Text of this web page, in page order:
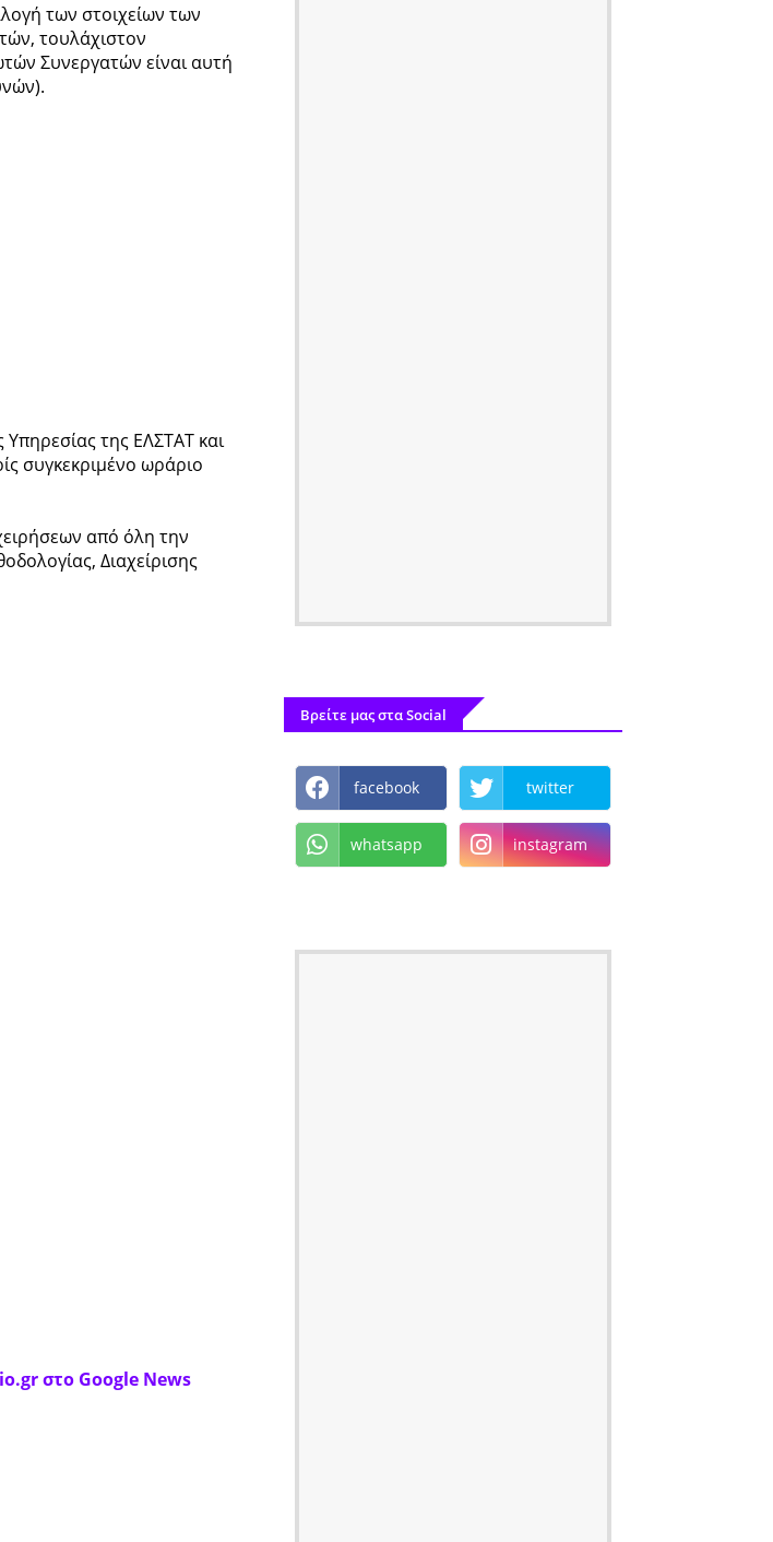
των στοιχείων των
τουλάχιστον
Συνεργατών είναι αυτή
Υπηρεσίας της ΕΛΣΤΑΤ και
συγκεκριμένο ωράριο
από όλη την
Διαχείρισης
στο Google News
Βρείτε μας στα Social
facebook twitter
whatsapp instagram